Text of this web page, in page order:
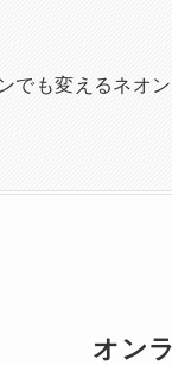
でも変えるネオ
オン